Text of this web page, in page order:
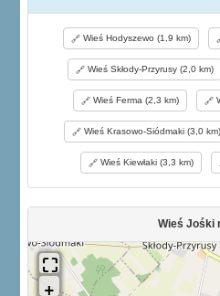
Wieś Hodyszewo (1,9 km)
Wieś Skłody-Przyrusy (2,0 km)
Wieś Ferma (2,3 km)
Wieś Krasowo-Siódmaki (3,0 km)
Wieś Kiewłaki (3,3 km)
Wieś Jośki